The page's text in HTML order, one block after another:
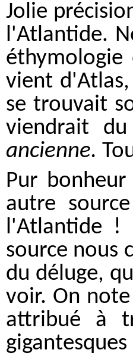
Jolie
l'Atlantide.
vient
se trouvait
viendrait
ancienne.
Pur
autre
l'Atlantide !
source nous
du déluge,
voir. On
attribué à